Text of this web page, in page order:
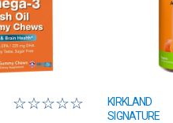
☆☆☆☆☆
KIRKLAND
SIGNATURE